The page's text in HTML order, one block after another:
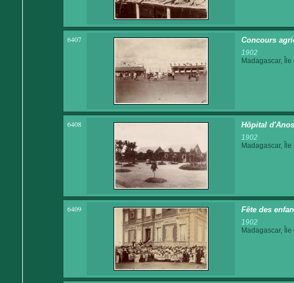
6407 Concours
1902
Madagascar, Île
6408 Hôpital
1902
Madagascar, Île
6409 Fête des
1902
Madagascar, Île